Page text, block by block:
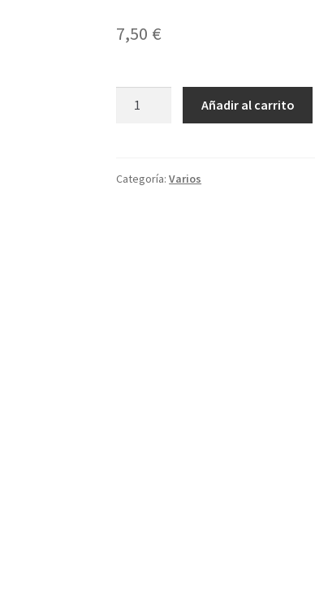
7,50 €
Añadir al carrito
Categoría:Varios